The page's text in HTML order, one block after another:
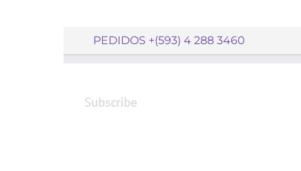
PEDIDOS +(593) 4 288 3460
Subscribe